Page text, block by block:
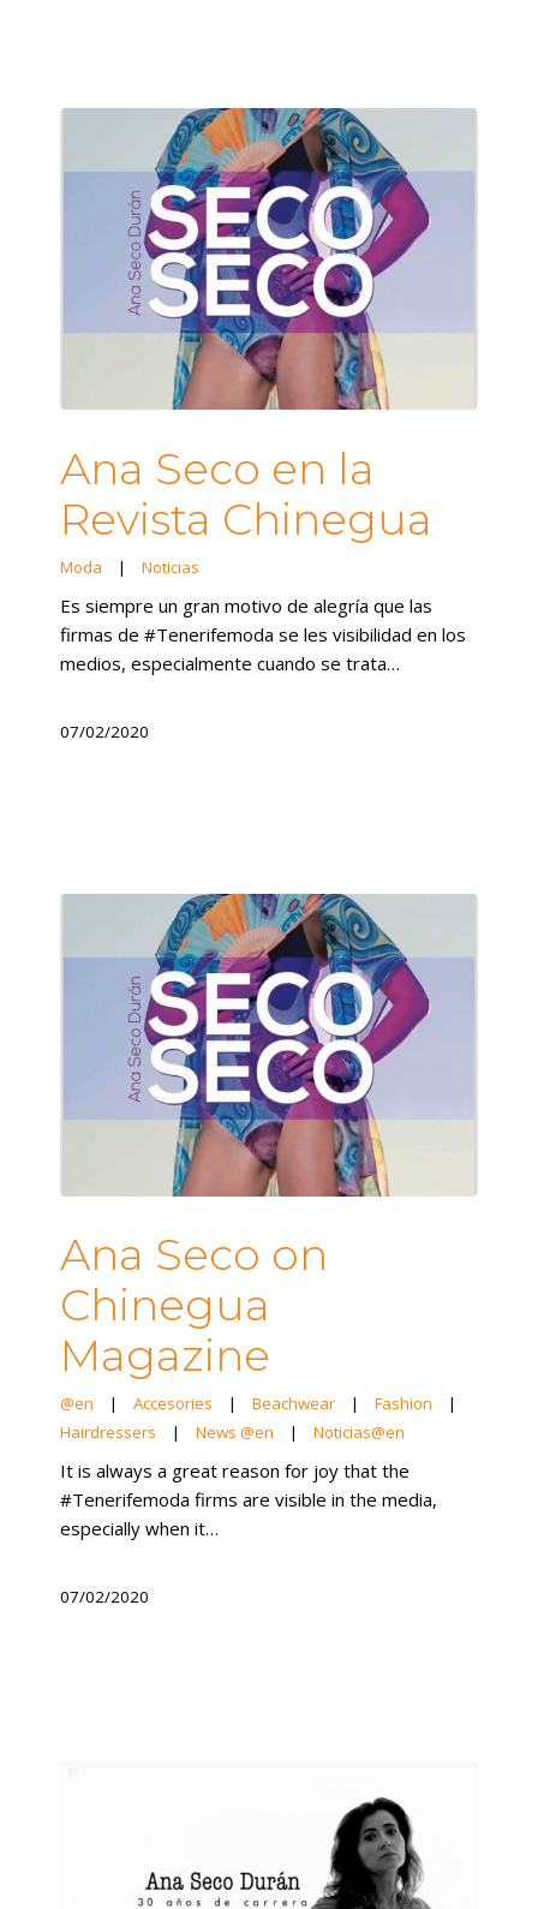
Ana Seco en la
Revista Chinegua
Moda | Noticias
Es siempre un gran motivo de alegría que las
firmas de #Tenerifemoda se les visibilidad en los
medios, especialmente cuando se trata…
07/02/2020
Ana Seco on
Chinegua
Magazine
@en | Accesories | Beachwear | Fashion
|
Hairdressers
| News @en | Noticias@en
It is always a great reason for joy that the
#Tenerifemoda firms are visible in the media,
especially when it…
07/02/2020